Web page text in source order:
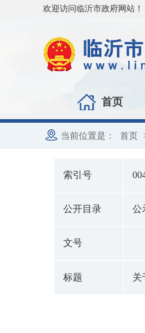
欢迎访问临沂市政府网站！
首页
当前位置是： 首页
索引号
公开目录 公
文号
标题 关